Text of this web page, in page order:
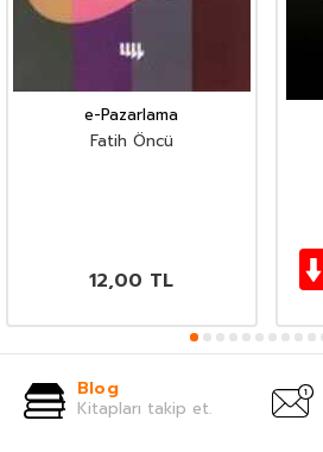
e-Pazarlama
Fatih Öncü
12,00 TL
Blog
Kitapları takip et.